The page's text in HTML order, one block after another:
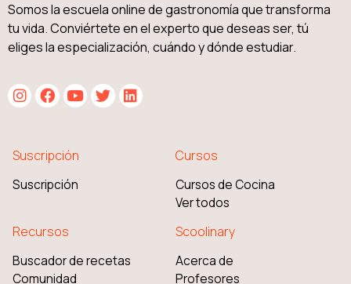
Somos la escuela online de gastronomía que transforma
tu vida. Conviértete en el experto que deseas ser, tú
eliges la especialización, cuándo y dónde estudiar.
Suscripción
Suscripción
Cursos
Cursos de Cocina
Ver todos
Recursos
Buscador de recetas
Comunidad
Scoolinary
Acerca de
Profesores